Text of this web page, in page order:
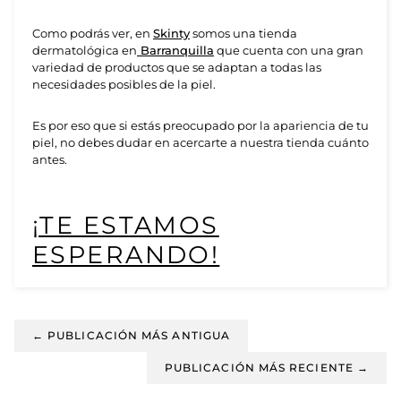
Como podrás ver, en Skintysomos una tienda
dermatológica en Barranquilla que cuenta con una gran
variedad de productos que se adaptan a todas las
necesidades posibles de la piel.
Es por eso que si estás preocupado por la apariencia de tu
piel, no debes dudar en acercarte a nuestra tienda cuánto
antes.
¡TE ESTAMOS
ESPERANDO!
← PUBLICACIÓN MÁS ANTIGUA
PUBLICACIÓN MÁS RECIENTE →